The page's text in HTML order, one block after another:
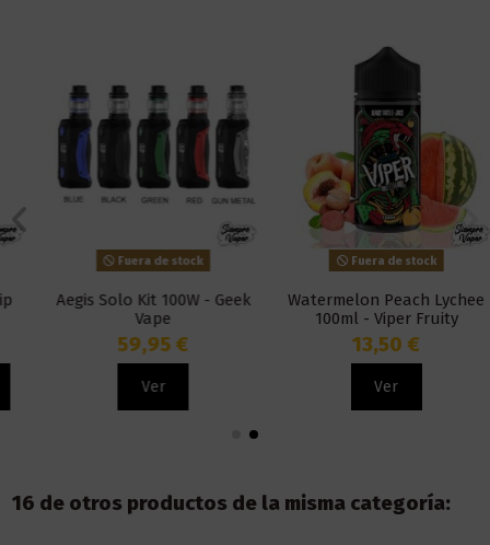
Fuera de stock
Aegis Solo Kit 100W - Geek
Vape
59,95 €
Fuera de stock
Watermelon Peach Lychee
100ml - Viper Fruity
13,50 €
16 de otros productos de la misma categoría: